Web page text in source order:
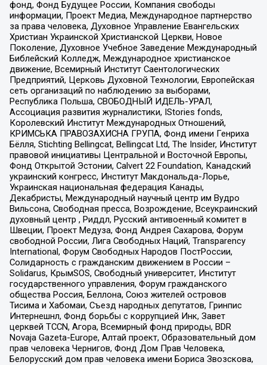
фонд, Фонд Будущее России, Компания свободы
информации, Проект Медиа, Международное партнерство
за права человека, Духовное Управление Евангельских
Христиан Украинской Христианской Церкви, Новое
Поколение, Духовное Учебное Заведение Международный
Библейский Колледж, Международное христианское
движение, Всемирный Институт Саентологических
Предприятий, Церковь Духовной Технологии, Европейская
сеть организаций по наблюдению за выборами,
Республика Польша, СВОБОДНЫЙ ИДЕЛЬ-УРАЛ,
Ассоциация развития журналистики, IStories fonds,
Королевский Институт Международных Отношений,
КРИМСЬКА ПРАВОЗАХИСНА ГРУПА, Фонд имени Генриха
Бёлля, Stichting Bellingcat, Bellingcat Ltd, The Insider, Институт
правовой инициативы Центральной и Восточной Европы,
Фонд Открытой Эстонии, Calvert 22 Foundation, Канадский
украинский конгресс, Институт Макдональда-Лорье,
Украинская национальная федерация Канады,
Декабристы, Международный научный центр им Вудро
Вильсона, Свободная пресса, Возрождение, Всеукраинский
духовный центр , Риддл, Русский антивоенный комитет в
Швеции, Проект Медуза, Фонд Андрея Сахарова, Форум
свободной России, Лига Свободных Наций, Transparеncy
International, Форум Свободных Народов ПостРоссии,
Солидарность с гражданским движением в России –
Solidarus, КрымSOS, Свободный университет, Институт
государственного управления, Форум гражданского
общества Россия, Беллона, Союз жителей островов
Тисима и Хабомаи, Съезд народных депутатов, Гринпис
Интернешнл, Фонд борьбы с коррупцией Инк, Завет
церквей TCCN, Агора, Всемирный фонд природы, BDR
Novaja Gazeta-Europe, Алтай проект, Образовательный дом
прав человека Чернигов, Фонд Дом Прав Человека,
Белорусский дом прав человека имени Бориса Звозскова,